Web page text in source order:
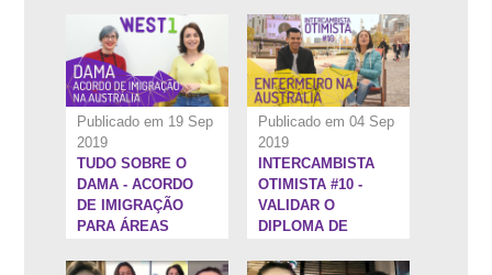
Publicado em 19 Sep
2019
TUDO SOBRE O
DAMA - ACORDO
DE IMIGRAÇÃO
PARA ÁREAS
AUSTRÁLIA
Publicado em 04 Sep
2019
INTERCAMBISTA
OTIMISTA #10 -
VALIDAR O
DIPLOMA DE
AUSTRÁLIA
1:37:51'' 1:21:45''